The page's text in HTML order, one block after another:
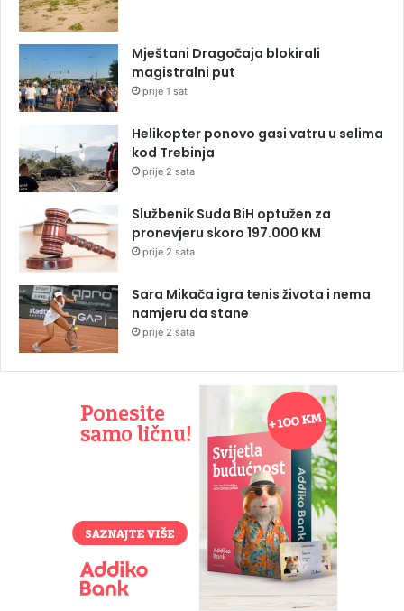
Mještani Dragočaja blokirali
magistralni put
prije 1 sat
Helikopter ponovo gasi vatru u selima
kod Trebinja
prije 2 sata
Službenik Suda BiH optužen za
pronevjeru skoro 197.000 KM
prije 2 sata
Sara Mikača igra tenis života i nema
namjeru da stane
prije 2 sata